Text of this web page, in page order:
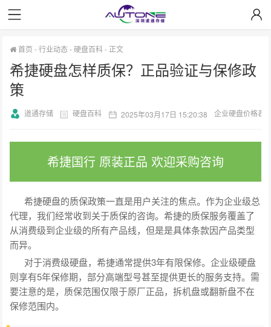
首页 -行业动态-硬盘百科- 正文
希捷硬盘怎样质保？正品验证与保修政
策
道通存储 硬盘百科 2025年03月17日 15:20:38 企业硬盘价格表
希捷国行 原装正品 欢迎采购咨询
希捷硬盘的质保政策一直是用户关注的焦点。作为企业级总
代理，我们经常收到关于质保的咨询。希捷的质保服务覆盖了
从消费级到企业级的所有产品线，但是是具体条款因产品类型
而异。
对于消费级硬盘，希捷通常提供3年有限保修。企业级硬盘
则享有5年保修期，部分高端型号甚至提供更长的服务支持。需
要注意的是，质保范围仅限于原厂正品，拆机盘或翻新盘不在
保修范围内。